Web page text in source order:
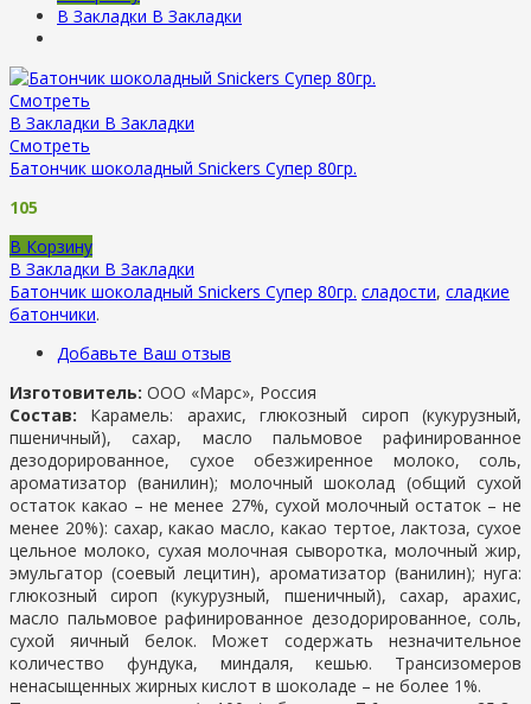
В Закладки В Закладки
Смотреть
В Закладки В Закладки
Смотреть
Батончик шоколадный Snickers Супер 80гр.
105
В Корзину
В Закладки В Закладки
Батончик шоколадный Snickers Супер 80гр. сладости, сладкие
батончики.
Добавьте Ваш отзыв
Изготовитель: ООО «Марс», Россия
Состав: Карамель: арахис, глюкозный сироп (кукурузный,
пшеничный), сахар, масло пальмовое рафинированное
дезодорированное, сухое обезжиренное молоко, соль,
ароматизатор (ванилин); молочный шоколад (общий сухой
остаток какао – не менее 27%, сухой молочный остаток – не
менее 20%): сахар, какао масло, какао тертое, лактоза, сухое
цельное молоко, сухая молочная сыворотка, молочный жир,
эмульгатор (соевый лецитин), ароматизатор (ванилин); нуга:
глюкозный сироп (кукурузный, пшеничный), сахар, арахис,
масло пальмовое рафинированное дезодорированное, соль,
сухой яичный белок. Может содержать незначительное
количество фундука, миндаля, кешью. Трансизомеров
ненасыщенных жирных кислот в шоколаде – не более 1%.